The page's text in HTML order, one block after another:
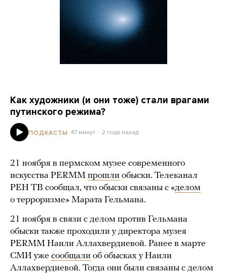
Как художники (и они тоже) стали врагами
путинского режима?
ПОДКАСТЫ 47 минут 2 года назад
21 ноября в пермском музее современного
искусства PERMM прошли обыски. Телеканал
РЕН ТВ сообщал, что обыски связаны с «делом
о терроризме» Марата Гельмана.
21 ноября в связи с делом против Гельмана
обыски также проходили у директора музея
PERMM Наили Аллахвердиевой. Ранее в марте
СМИ уже сообщали об обысках у Наили
Аллахвердиевой. Тогда они были связаны с делом